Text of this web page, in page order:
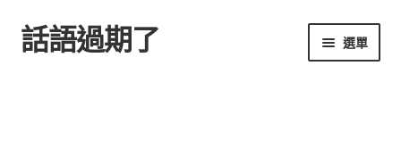
跳
至
跳
至
話語過期了 選單